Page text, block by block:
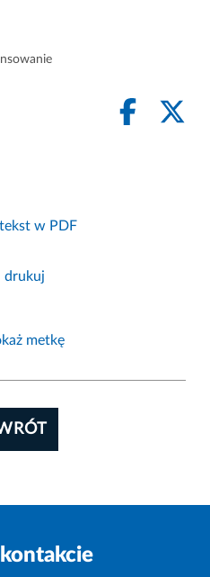
tekst w PDF
drukuj
metkę